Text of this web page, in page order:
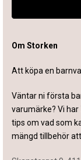
Om Storken
Att köpa en
Väntar ni första
varumärke? Vi
tips om vad som
mängd tillbehör